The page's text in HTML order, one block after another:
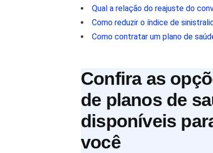
Qual a relação do reajuste do
Como reduzir o índice de
Como contratar um plano de
Confira as
de planos de
disponíveis
você